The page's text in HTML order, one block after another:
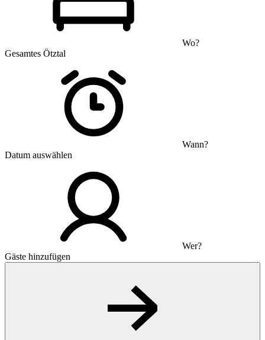
Wo?
Gesamtes Ötztal
Wann?
Datum auswählen
Wer?
Gäste hinzufügen